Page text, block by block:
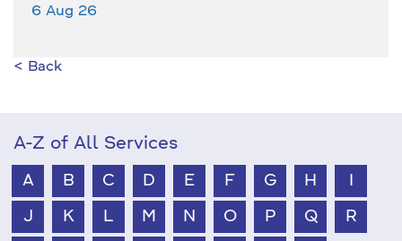
6 Aug 26
< Back
A-Z of All Services
A B C D E F G H
J K L M N O P Q R